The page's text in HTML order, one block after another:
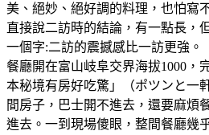
美、絕妙、絕好調的料理，也怕寫
直接說二訪時的結論，有一點長，
一個字:二訪的震撼感比一訪更強。
餐廳開在富山岐阜交界海拔1000，
本秘境有房好吃驚」（ポツンと一
間房子，巴士開不進去，還要麻煩
進去。一到現場傻眼，整間餐廳幾